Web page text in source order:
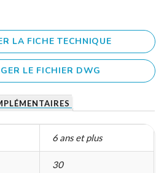
LA FICHE TECHNIQUE
LE FICHIER DWG
6 ans et plus
30